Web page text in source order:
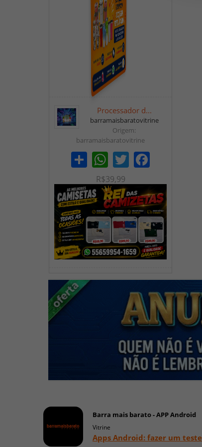
Processador d...
barramaisbaratovitrine
Origem:
barramaisbaratovitrine
Share WhatsAppTwitter Facebook
R$39,99
Barra mais barato - APP Android
Vitrine
Apps Android: fazer um teste